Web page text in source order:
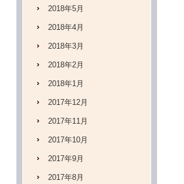
2018年5月
2018年4月
2018年3月
2018年2月
2018年1月
2017年12月
2017年11月
2017年10月
2017年9月
2017年8月